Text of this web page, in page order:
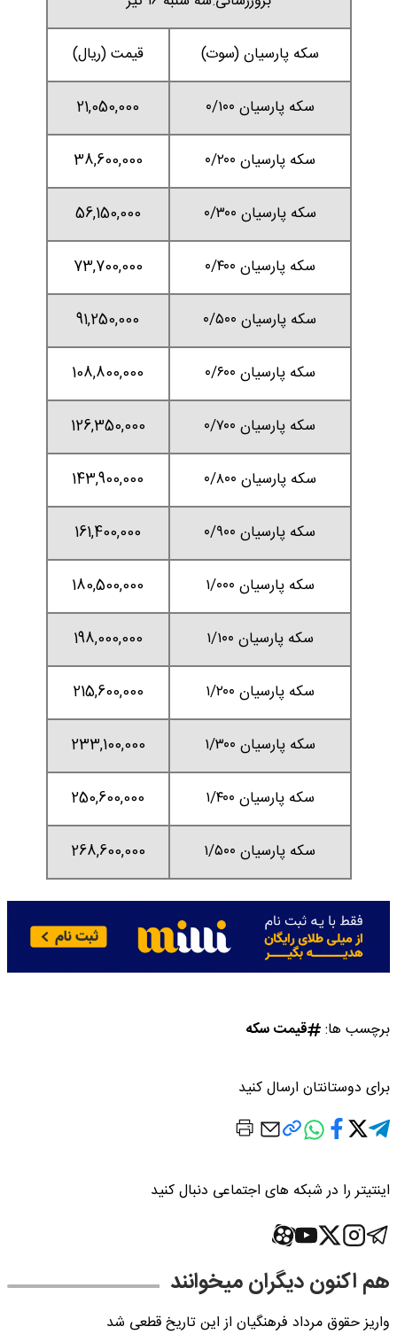
سکه پارسیان (سوت) قیمت (ریال)
سکه پارسیان ۰/۱۰۰ 21,050,000
سکه پارسیان ۰/۲۰۰ 38,600,000
سکه پارسیان ۰/۳۰۰ 56,150,000
سکه پارسیان ۰/۴۰۰ 73,700,000
سکه پارسیان ۰/۵۰۰ 91,250,000
سکه پارسیان ۰/۶۰۰ 108,800,000
سکه پارسیان ۰/۷۰۰ 126,350,000
سکه پارسیان ۰/۸۰۰ 143,900,000
سکه پارسیان ۰/۹۰۰ 161,400,000
سکه پارسیان ۱/۰۰۰ 180,500,000
سکه پارسیان ۱/۱۰۰ 198,000,000
سکه پارسیان ۱/۲۰۰ 215,600,000
سکه پارسیان ۱/۳۰۰ 233,100,000
سکه پارسیان ۱/۴۰۰ 250,600,000
سکه پارسیان ۱/۵۰۰ 268,600,000
برچسب ها: قیمت سکه
برای دوستانتان ارسال کنید
اینتیتر را در شبکه های اجتماعی دنبال کنید
هم اکنون دیگران میخوانند
واریز حقوق مرداد فرهنگیان از این تاریخ قطعی شد